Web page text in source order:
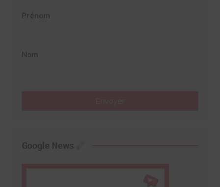
Prénom
Nom
Google News